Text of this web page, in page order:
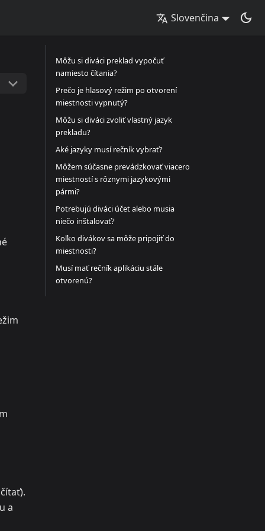
Slovenčina
a
Môžu si diváci preklad vypočuť
namiesto čítania?
Prečo je hlasový režim po otvorení
miestnosti vypnutý?
Môžu si diváci zvoliť vlastný jazyk
prekladu?
Aké jazyky musí rečník vybrať?
Môžem súčasne prevádzkovať viacero
miestností s rôznymi jazykovými
pármi?
Potrebujú diváci účet alebo musia
niečo inštalovať?
Koľko divákov sa môže pripojiť do
miestnosti?
Musí mať rečník aplikáciu stále
otvorenú?